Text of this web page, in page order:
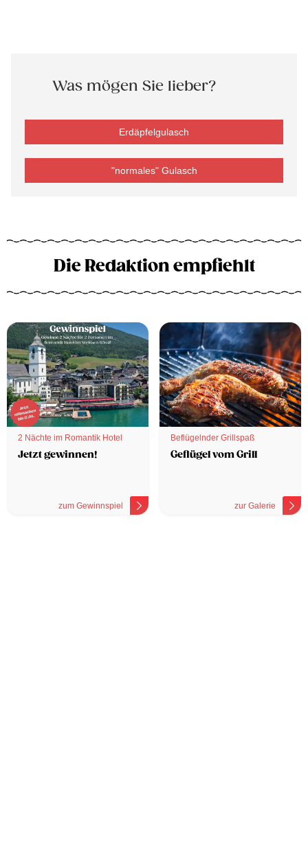
Was mögen Sie lieber?
Erdäpfelgulasch
"normales" Gulasch
Die Redaktion empfiehlt
2 Nächte im Romantik Hotel
Jetzt gewinnen!
zum Gewinnspiel
Beflügelnder Grillspaß
Geflügel vom Grill
zur Galerie